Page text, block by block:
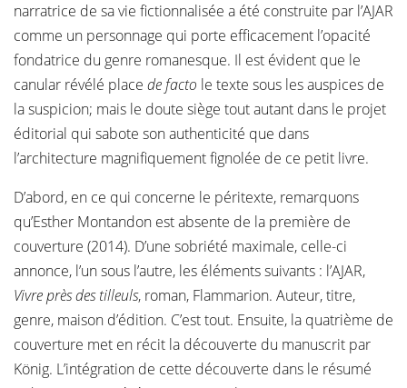
narratrice de sa vie fictionnalisée a été construite par l’AJAR
comme un personnage qui porte efficacement l’opacité
fondatrice du genre romanesque. Il est évident que le
canular révélé place de facto le texte sous les auspices de
la suspicion; mais le doute siège tout autant dans le projet
éditorial qui sabote son authenticité que dans
l’architecture magnifiquement fignolée de ce petit livre.
D’abord, en ce qui concerne le péritexte, remarquons
qu’Esther Montandon est absente de la première de
couverture (2014). D’une sobriété maximale, celle-ci
annonce, l’un sous l’autre, les éléments suivants : l’AJAR,
Vivre près des tilleuls, roman, Flammarion. Auteur, titre,
genre, maison d’édition. C’est tout. Ensuite, la quatrième de
couverture met en récit la découverte du manuscrit par
König. L’intégration de cette découverte dans le résumé